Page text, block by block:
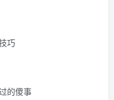
巧
的傻事